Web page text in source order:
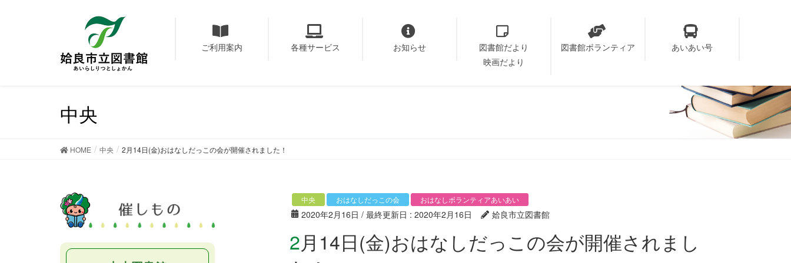
ご利用案内 各種サービス お知らせ
図書館だより
映画だより
図書館ボランティア あいあい号
中央
HOME 中央 2月14日(金)おはなしだっこの会が開催されました！
中央 おはなしだっこの会 おはなしボランティアあいあい
2020年2月16日 / 最終更新日 : 2020年2月16日 姶良市立図書館
2月14日(金)おはなしだっこの会が開催されまし